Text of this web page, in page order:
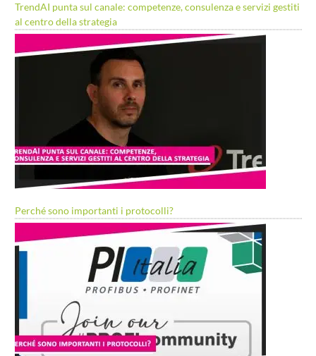
TrendAI punta sul canale: competenze, consulenza e servizi gestiti
al centro della strategia
Perché sono importanti i protocolli?